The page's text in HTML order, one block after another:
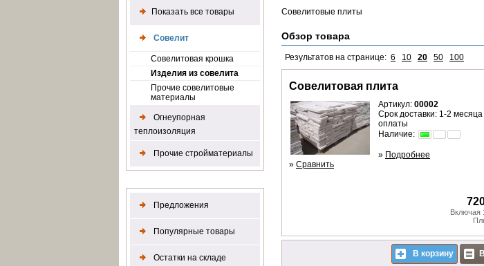
Показать все товары
Совелит
Совелитовая крошка
Изделия из совелита
Прочие совелитовые
материалы
Огнеупорная
теплоизоляция
Прочие стройматериалы
Предложения
Популярные товары
Остатки на складе
Совелитовые плиты
Обзор товара
Результатов на странице: 6 10 20 50 100
Совелитовая плита
Артикул: 00002
Срок доставки: 1-2
оплаты
Наличие:
» Подробнее
» Сравнить
Включая
В корзину